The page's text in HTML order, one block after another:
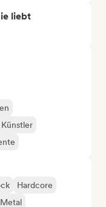
liebt
Hardcore